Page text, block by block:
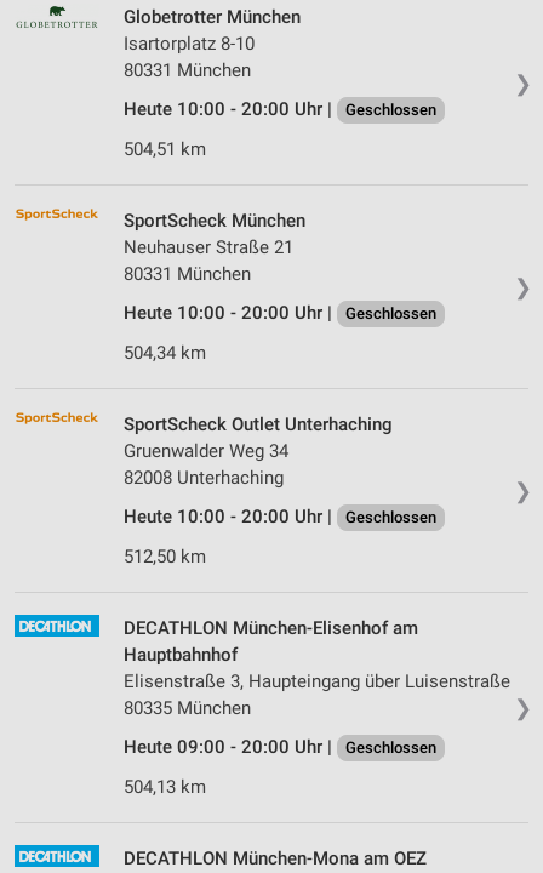
❯
Globetrotter München
Isartorplatz 8-10
80331 München
Heute 10:00 - 20:00 Uhr |
Geschlossen
504,51 km
❯
SportScheck München
Neuhauser Straße 21
80331 München
Heute 10:00 - 20:00 Uhr |
Geschlossen
504,34 km
❯
SportScheck Outlet Unterhaching
Gruenwalder Weg 34
82008 Unterhaching
Heute 10:00 - 20:00 Uhr |
Geschlossen
512,50 km
❯
DECATHLON München-Elisenhof am
Hauptbahnhof
Elisenstraße 3, Haupteingang über Luisenstraße
80335 München
Heute 09:00 - 20:00 Uhr |
Geschlossen
504,13 km
DECATHLON München-Mona am OEZ